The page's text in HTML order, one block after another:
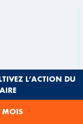
L’ACTION DU
MOIS